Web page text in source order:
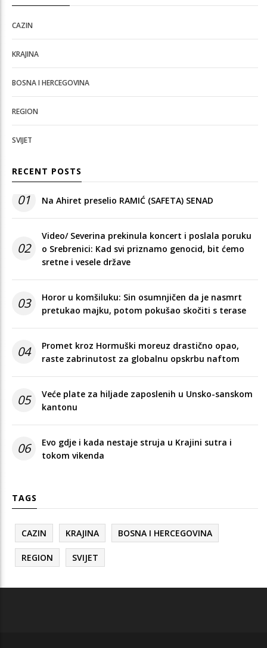
CAZIN
KRAJINA
BOSNA I HERCEGOVINA
REGION
SVIJET
RECENT POSTS
01 Na Ahiret preselio RAMIĆ (SAFETA) SENAD
02
Video/ Severina prekinula koncert i poslala poruku
o Srebrenici: Kad svi priznamo genocid, bit ćemo
sretne i vesele države
03
Horor u komšiluku: Sin osumnjičen da je nasmrt
pretukao majku, potom pokušao skočiti s terase
04
Promet kroz Hormuški moreuz drastično opao,
raste zabrinutost za globalnu opskrbu naftom
05
Veće plate za hiljade zaposlenih u Unsko-sanskom
kantonu
06
Evo gdje i kada nestaje struja u Krajini sutra i
tokom vikenda
TAGS
CAZIN KRAJINA BOSNA I HERCEGOVINA
REGION SVIJET